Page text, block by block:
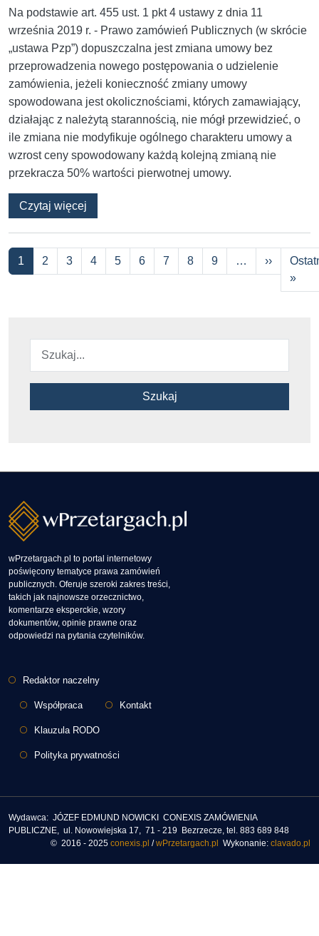
Na podstawie art. 455 ust. 1 pkt 4 ustawy z dnia 11
września 2019 r. - Prawo zamówień Publicznych (w skrócie
„ustawa Pzp”) dopuszczalna jest zmiana umowy bez
przeprowadzenia nowego postępowania o udzielenie
zamówienia, jeżeli konieczność zmiany umowy
spowodowana jest okolicznościami, których zamawiający,
działając z należytą starannością, nie mógł przewidzieć, o
ile zmiana nie modyfikuje ogólnego charakteru umowy a
wzrost ceny spowodowany każdą kolejną zmianą nie
przekracza 50% wartości pierwotnej umowy.
Czytaj więcej
Stronicowanie
1 2 3 4 5 6 7 8 9 … ››
»
Szukaj
wPrzetargach.pl to portal internetowy
poświęcony tematyce prawa zamówień
publicznych. Oferuje szeroki zakres treści,
takich jak najnowsze orzecznictwo,
komentarze eksperckie, wzory
dokumentów, opinie prawne oraz
odpowiedzi na pytania czytelników.
Stopka
Redaktor naczelny
Współpraca Kontakt
Klauzula RODO
Polityka prywatności
Wydawca: JÓZEF EDMUND NOWICKI CONEXIS ZAMÓWIENIA
PUBLICZNE, ul. Nowowiejska 17, 71 - 219 Bezrzecze, tel. 883 689 848
© 2016 - 2025 conexis.pl /wPrzetargach.pl Wykonanie: clavado.pl